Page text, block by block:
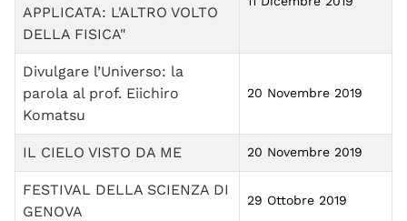
APPLICATA: L'ALTRO VOLTO
DELLA FISICA"
Divulgare l’Universo: la
parola al prof. Eiichiro
Komatsu
20 Novembre 2019
IL CIELO VISTO DA ME 20 Novembre 2019
FESTIVAL DELLA SCIENZA DI
GENOVA
29 Ottobre 2019